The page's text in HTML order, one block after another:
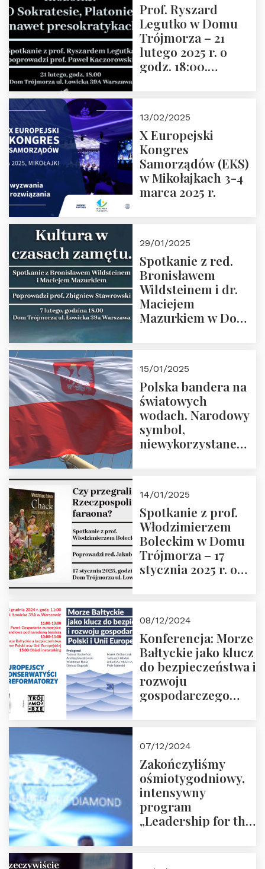
Prof. Ryszard
Legutko w Domu
Trójmorza – 21
lutego 2025 r. o
godz. 18:00.
Zapraszamy
13/02/2025
X Europejski
Kongres
Samorządów (EKS)
w Mikołajkach 3-4
marca 2025 r.
29/01/2025
Spotkanie z red.
Bronisławem
Wildsteinem i dr.
Maciejem
Mazurkiem w Domu
Prowadzi prof.
Zbigniew
Stawrowski
15/01/2025
Polska bandera na
światowych
wodach. Narodowy
symbol,
niewykorzystane
14/01/2025
Spotkanie z prof.
Włodzimierzem
Boleckim w Domu
Trójmorza – 17
stycznia 2025 r. o
08/12/2024
Konferencja: Morze
Bałtyckie jako klucz
do bezpieczeństwa i
rozwoju
gospodarczego
ZAPRASZAMY
07/12/2024
Zakończyliśmy
ośmiotygodniowy,
intensywny
program
„Leadership for the